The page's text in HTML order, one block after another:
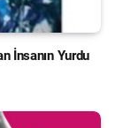
İnsanın Yurdu